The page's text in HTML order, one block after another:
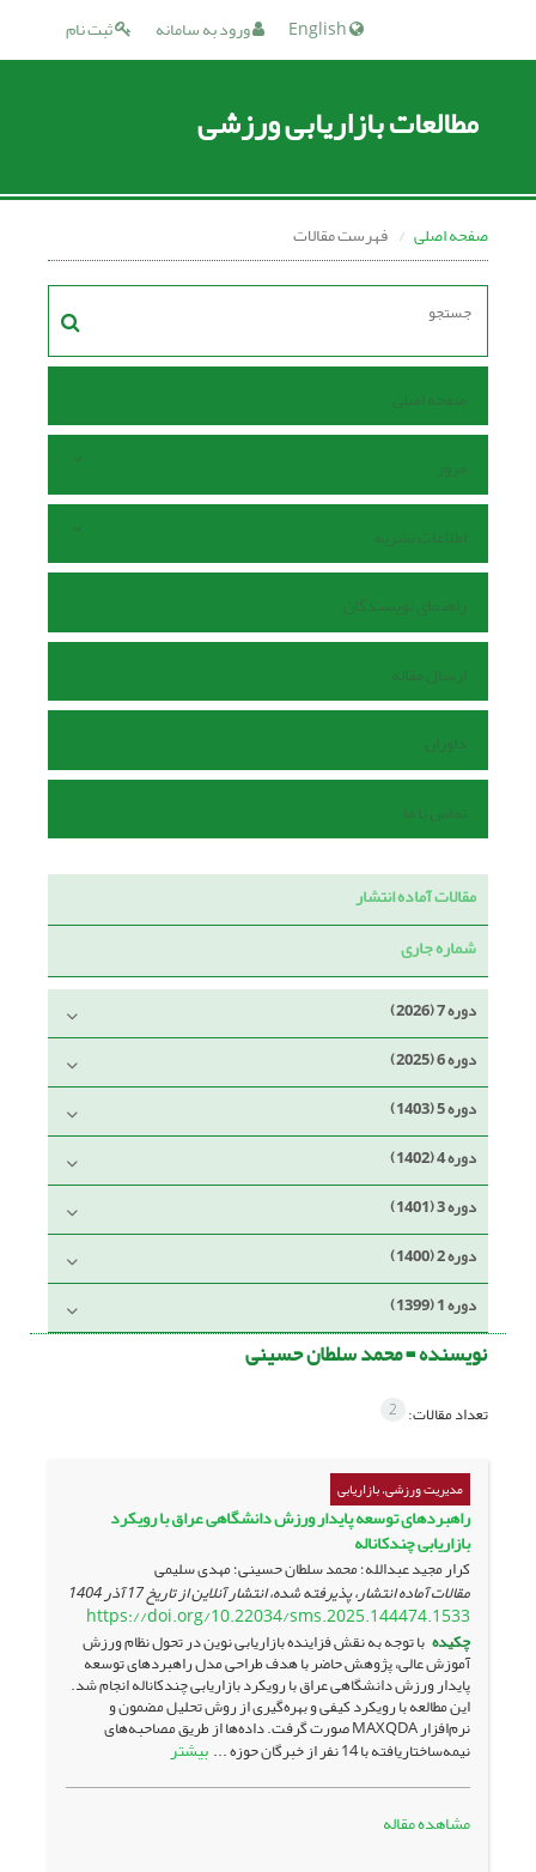
ثبت نام ورود به سامانه
مطالعات بازاریابی ورزشی
صفحه اصلی فهرست مقالات
صفحه اصلی
مرور
اطلاعات نشریه
راهنمای نویسندگان
ارسال مقاله
داوران
تماس با ما
مقالات آماده انتشار
شماره جاری
دوره 7 (2026)
دوره 6 (2025)
دوره 5 (1403)
دوره 4 (1402)
دوره 3 (1401)
دوره 2 (1400)
دوره 1 (1399)
نویسنده =محمد سلطان حسینی
تعداد مقالات: 2
مدیریت ورزشی، بازاریابی
راهبردهای توسعه پایدار ورزش دانشگاهی عراق با رویکرد
بازاریابی چندکاناله
کرار مجید عبدالله؛ محمد سلطان حسینی؛ مهدی سلیمی
مقالات آماده انتشار، پذیرفته شده، انتشار آنلاین از تاریخ17 آذر 1404
https://doi.org/10.22034/sms.2025.144474.1533
چکیده با توجه به نقش فزاینده بازاریابی نوین در تحول نظام ورزش
آموزش عالی، پژوهش حاضر با هدف طراحی مدل راهبردهای توسعه
پایدار ورزش دانشگاهی عراق با رویکرد بازاریابی چندکاناله انجام شد.
این مطالعه با رویکرد کیفی و بهره‌گیری از روش تحلیل مضمون و
نرم‌افزار MAXQDA صورت گرفت. داده‌ها از طریق مصاحبه‌های
نیمه‌ساختاریافته با 14 نفر از خبرگان حوزه ... بیشتر
مشاهده مقاله